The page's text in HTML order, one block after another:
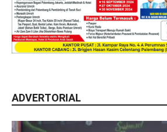
ADVERTORIAL